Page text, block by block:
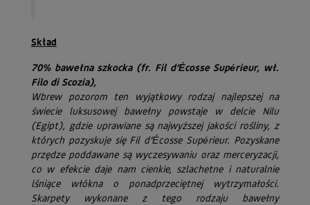
Skład
70% bawełna szkocka (fr. Fil d’Écosse Supérieur, wł.
Filo di Scozia),
Wbrew pozorom ten wyjątkowy rodzaj najlepszej na
świecie luksusowej bawełny powstaje w delcie Nilu
(Egipt), gdzie uprawiane są najwyższej jakości rośliny, z
których pozyskuje się Fil d’Écosse Supérieur. Pozyskane
przędze poddawane są wyczesywaniu oraz merceryzacji,
co w efekcie daje nam cienkie, szlachetne i naturalnie
lśniące włókna o ponadprzeciętnej wytrzymałości.
Skarpety wykonane z tego rodzaju bawełny